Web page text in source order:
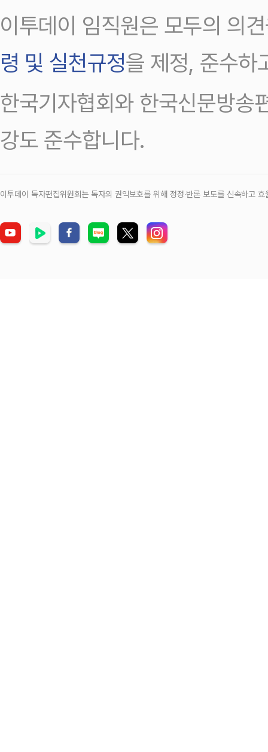
이투데이 임직원은 모두의 의
령 및 실천규정을 제정, 준수하
한국기자협회와 한국신문방송
강도 준수합니다.
이투데이 독자편집위원회는 독자의 권익보호를 위해 정정‧반론 보도를 신속하고